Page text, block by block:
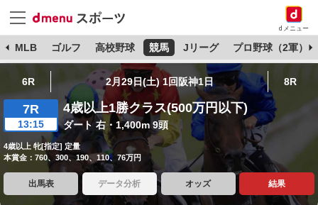
dメニュー
MLB ゴルフ 高校野球 競馬 Jリーグ プロ野球（2軍）
6R 2月29日(土) 1回阪神1日 8R
7R
13:15
4歳以上1勝クラス(500万円以下)
ダート 右・1,400m 9頭
4歳以上 牝[指定] 定量
本賞金：760、300、190、110、76万円
出馬表 データ分析 オッズ 結果